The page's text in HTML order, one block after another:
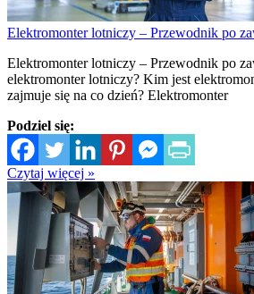
Elektromonter lotniczy – Przewodnik po
Elektromonter lotniczy – Przewodnik po
elektromonter lotniczy? Kim jest
zajmuje się na co dzień? Elektromonter
Podziel się:
Czytaj więcej »